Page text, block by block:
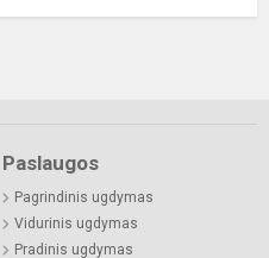
Paslaugos
Pagrindinis ugdymas
Vidurinis ugdymas
Pradinis ugdymas